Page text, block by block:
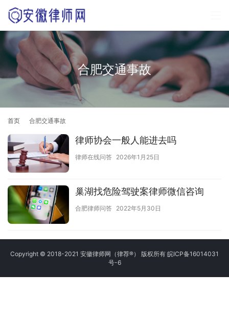
合肥交通事故
首页 合肥交通事故
律师协会一般人能进去吗
律师在线问答 2026年1月25日
巢湖找危险驾驶案律师微信咨询
合肥律师问答 2022年5月30日
Copyright © 2018-2021 安徽律师网（律荐®） 版权所有 皖ICP备16014031
号-6